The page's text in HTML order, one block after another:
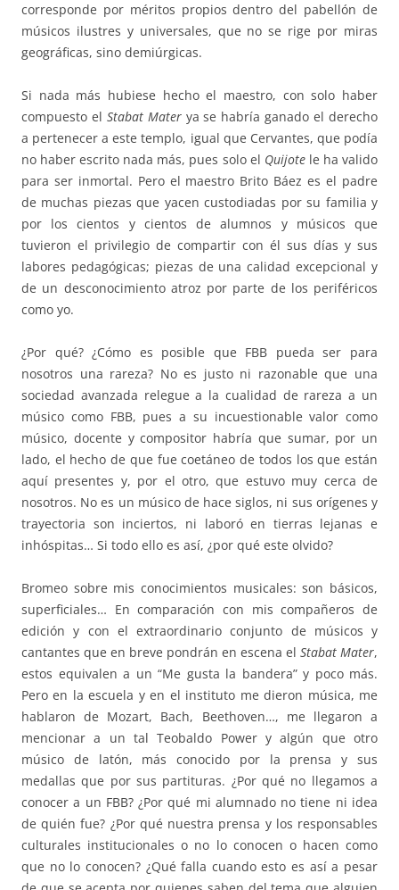
corresponde por méritos propios dentro del pabellón de
músicos ilustres y universales, que no se rige por miras
geográficas, sino demiúrgicas.
Si nada más hubiese hecho el maestro, con solo haber
compuesto el Stabat Materya se habría ganado el derecho
a pertenecer a este templo, igual que Cervantes, que podía
no haber escrito nada más, pues solo el Quijotele ha valido
para ser inmortal. Pero el maestro Brito Báez es el padre
de muchas piezas que yacen custodiadas por su familia y
por los cientos y cientos de alumnos y músicos que
tuvieron el privilegio de compartir con él sus días y sus
labores pedagógicas; piezas de una calidad excepcional y
de un desconocimiento atroz por parte de los periféricos
como yo.
¿Por qué? ¿Cómo es posible que FBB pueda ser para
nosotros una rareza? No es justo ni razonable que una
sociedad avanzada relegue a la cualidad de rareza a un
músico como FBB, pues a su incuestionable valor como
músico, docente y compositor habría que sumar, por un
lado, el hecho de que fue coetáneo de todos los que están
aquí presentes y, por el otro, que estuvo muy cerca de
nosotros. No es un músico de hace siglos, ni sus orígenes y
trayectoria son inciertos, ni laboró en tierras lejanas e
inhóspitas… Si todo ello es así, ¿por qué este olvido?
Bromeo sobre mis conocimientos musicales: son básicos,
superficiales… En comparación con mis compañeros de
edición y con el extraordinario conjunto de músicos y
cantantes que en breve pondrán en escena el Stabat Mater,
estos equivalen a un “Me gusta la bandera” y poco más.
Pero en la escuela y en el instituto me dieron música, me
hablaron de Mozart, Bach, Beethoven…, me llegaron a
mencionar a un tal Teobaldo Power y algún que otro
músico de latón, más conocido por la prensa y sus
medallas que por sus partituras. ¿Por qué no llegamos a
conocer a un FBB? ¿Por qué mi alumnado no tiene ni idea
de quién fue? ¿Por qué nuestra prensa y los responsables
culturales institucionales o no lo conocen o hacen como
que no lo conocen? ¿Qué falla cuando esto es así a pesar